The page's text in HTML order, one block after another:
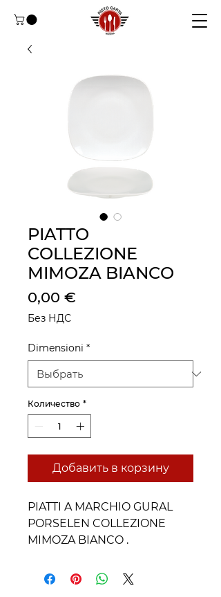
PIATTO
COLLEZIONE
MIMOZA BIANCO
0,00 €
Без НДС
Dimensioni *
Количество *
Добавить в корзину
PIATTI A MARCHIO GURAL
PORSELEN COLLEZIONE
MIMOZA BIANCO .